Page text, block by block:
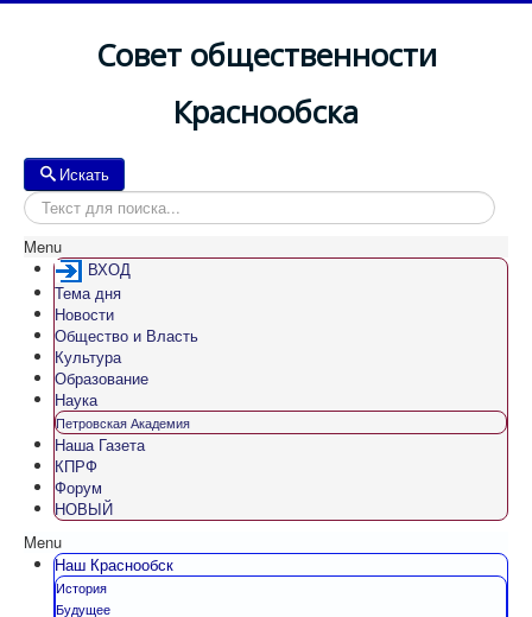
Совет общественности
Краснообска
Искать
Menu
ВХОД
Тема дня
Новости
Общество и Власть
Культура
Образование
Наука
Петровская Академия
Наша Газета
КПРФ
Форум
НОВЫЙ
Menu
Наш Краснообск
История
Будущее